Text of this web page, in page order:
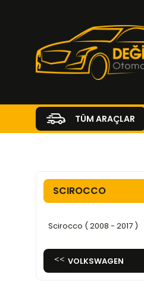
TÜM ARAÇLAR
SCIROCCO
Scirocco ( 2008 - 2017 )
VOLKSWAGEN